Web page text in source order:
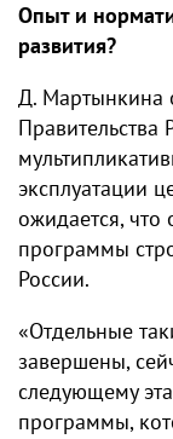
Опыт и
развития?
Д. Мартынкина
эксплуатации
ожидается, что
программы
России.
«Отдельные
завершены,
следующему
программы,